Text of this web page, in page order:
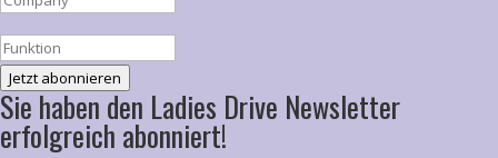
Jetzt abonnieren
Sie haben den Ladies Drive Newsletter
erfolgreich abonniert!